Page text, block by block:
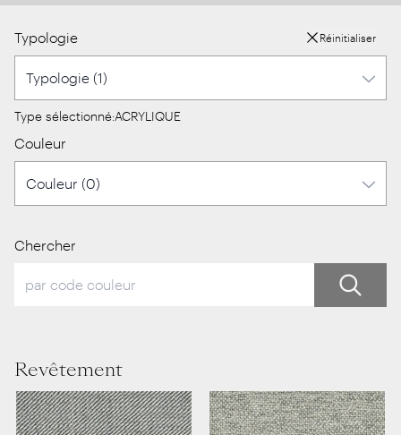
Typologie Réinitialiser
Type sélectionné:ACRYLIQUE
Couleur
Chercher
Revêtement